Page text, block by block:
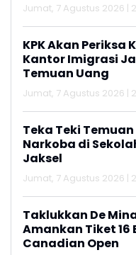
Jumat, 7 Agustus 2026 |
KPK Akan Periksa
Kantor Imigrasi
Temuan Uang
Jumat, 7 Agustus 2026 |
Teka Teki
Narkoba di
Jaksel
Jumat, 7 Agustus 2026 |
Taklukkan De
Amankan Tiket 16
Canadian Open